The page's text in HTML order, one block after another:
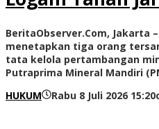
BeritaObserver.Com, Jakarta
menetapkan tiga orang
tata kelola pertambangan
Putraprima Mineral Mandiri
HUKUM
Rabu 8 Juli 2026 15:20